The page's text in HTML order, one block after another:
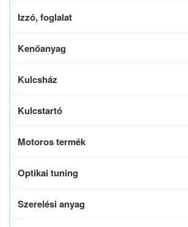
Izzó, foglalat
Kenőanyag
Kulcsház
Kulcstartó
Motoros termék
Optikai tuning
Szerelési anyag